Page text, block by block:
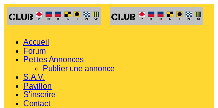
Accueil
Forum
Petites Annonces
Publier une annonce
S.A.V.
Pavillon
S'inscrire
Contact